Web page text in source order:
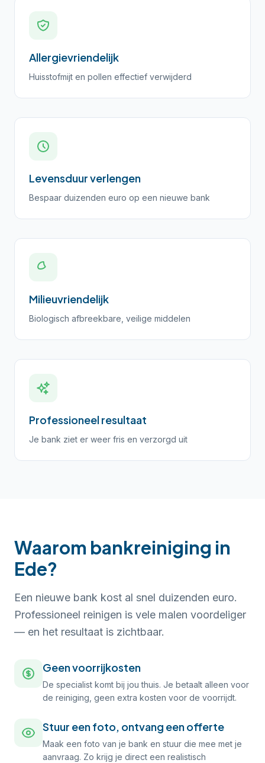
Allergievriendelijk
Huisstofmijt en pollen effectief verwijderd
Levensduur verlengen
Bespaar duizenden euro op een nieuwe bank
Milieuvriendelijk
Biologisch afbreekbare, veilige middelen
Professioneel resultaat
Je bank ziet er weer fris en verzorgd uit
Waarom bankreiniging in
Ede?
Een nieuwe bank kost al snel duizenden euro.
Professioneel reinigen is vele malen voordeliger
— en het resultaat is zichtbaar.
Geen voorrijkosten
De specialist komt bij jou thuis. Je betaalt alleen voor
de reiniging, geen extra kosten voor de voorrijdt.
Stuur een foto, ontvang een offerte
Maak een foto van je bank en stuur die mee met je
aanvraag. Zo krijg je direct een realistisch